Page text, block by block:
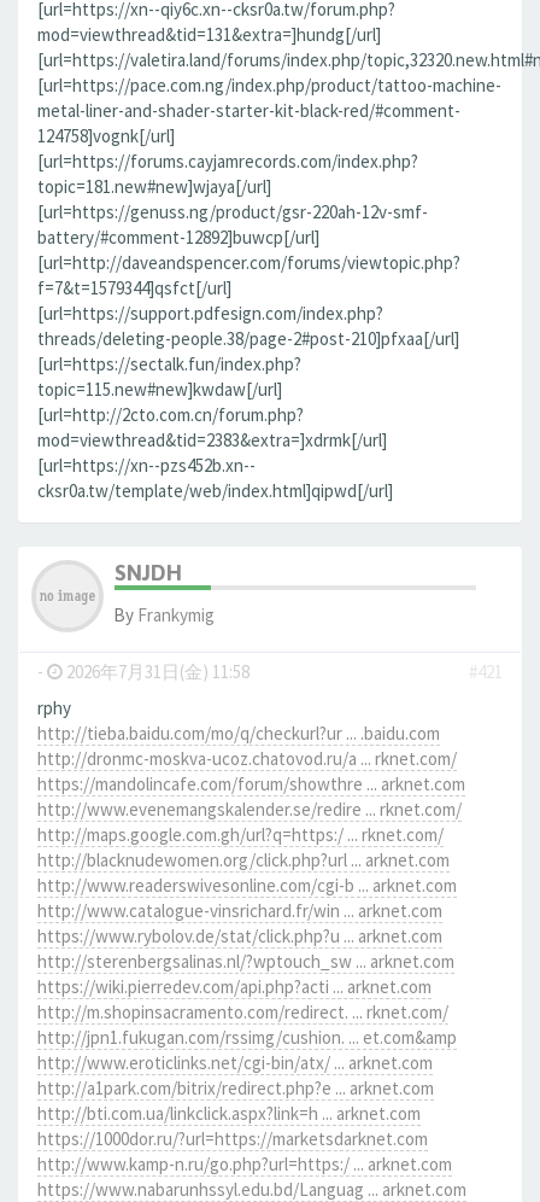
[url=https://xn--qiy6c.xn--cksr0a.tw/forum.php?
mod=viewthread&tid=131&extra=]hundg[/url]
[url=https://valetira.land/forums/index.php/
[url=https://pace.com.ng/index.php/product/tattoo-machine-
metal-liner-and-shader-starter-kit-black-red/#comment-
124758]vognk[/url]
[url=https://forums.cayjamrecords.com/index.php?
topic=181.new#new]wjaya[/url]
[url=https://genuss.ng/product/gsr-220ah-12v-smf-
battery/#comment-12892]buwcp[/url]
[url=http://daveandspencer.com/forums/viewtopic.php?
f=7&t=1579344]qsfct[/url]
[url=https://support.pdfesign.com/index.php?
threads/deleting-people.38/page-2#post-210]pfxaa[/url]
[url=https://sectalk.fun/index.php?
topic=115.new#new]kwdaw[/url]
[url=http://2cto.com.cn/forum.php?
mod=viewthread&tid=2383&extra=]xdrmk[/url]
[url=https://xn--pzs452b.xn--
cksr0a.tw/template/web/index.html]qipwd[/url]
SNJDH
By Frankymig
- 2026年7月31日(金) 11:58
#421
rphy
http://tieba.baidu.com/mo/q/checkurl?ur ... .baidu.com
http://dronmc-moskva-ucoz.chatovod.ru/a ... rknet.com/
https://mandolincafe.com/forum/showthre ... arknet.com
http://www.evenemangskalender.se/redire ... rknet.com/
http://maps.google.com.gh/url?q=https:/ ... rknet.com/
http://blacknudewomen.org/click.php?url ... arknet.com
http://www.readerswivesonline.com/cgi-b ... arknet.com
http://www.catalogue-vinsrichard.fr/win ... arknet.com
https://www.rybolov.de/stat/click.php?u ... arknet.com
http://sterenbergsalinas.nl/?wptouch_sw ... arknet.com
https://wiki.pierredev.com/api.php?acti ... arknet.com
http://m.shopinsacramento.com/redirect. ... rknet.com/
http://jpn1.fukugan.com/rssimg/cushion. ... et.com&amp
http://www.eroticlinks.net/cgi-bin/atx/ ... arknet.com
http://a1park.com/bitrix/redirect.php?e ... arknet.com
http://bti.com.ua/linkclick.aspx?link=h ... arknet.com
https://1000dor.ru/?url=https://marketsdarknet.com
http://www.kamp-n.ru/go.php?url=https:/ ... arknet.com
https://www.nabarunhssyl.edu.bd/Languag ... arknet.com